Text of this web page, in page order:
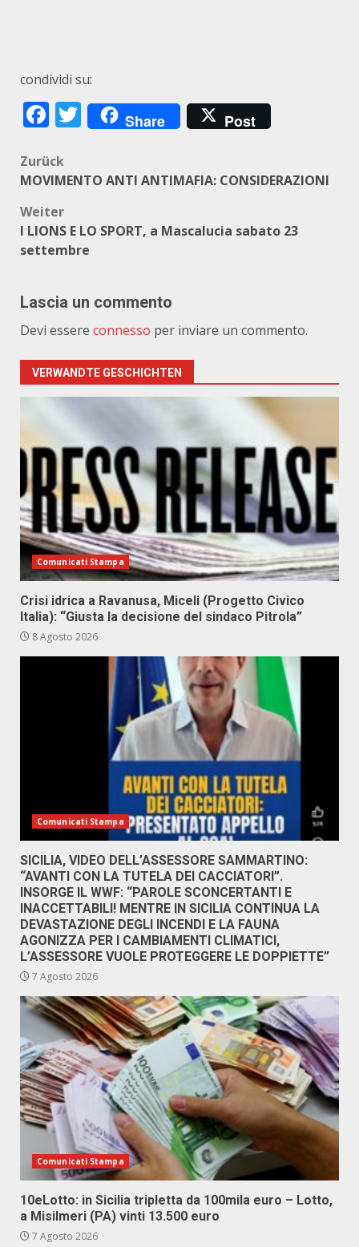
condividi su:
Facebook
Twitter
Share Post
Beitragsnavigation
Zurück
MOVIMENTO ANTI ANTIMAFIA: CONSIDERAZIONI
Weiter
I LIONS E LO SPORT, a Mascalucia sabato 23
settembre
Lascia un commento
Devi essere connesso per inviare un commento.
VERWANDTE GESCHICHTEN
Comunicati Stampa
Crisi idrica a Ravanusa, Miceli (Progetto Civico
Italia): “Giusta la decisione del sindaco Pitrola”
8 Agosto 2026
Comunicati Stampa
SICILIA, VIDEO DELL’ASSESSORE SAMMARTINO:
“AVANTI CON LA TUTELA DEI CACCIATORI”.
INSORGE IL WWF: “PAROLE SCONCERTANTI E
INACCETTABILI! MENTRE IN SICILIA CONTINUA LA
DEVASTAZIONE DEGLI INCENDI E LA FAUNA
AGONIZZA PER I CAMBIAMENTI CLIMATICI,
L’ASSESSORE VUOLE PROTEGGERE LE DOPPIETTE”
7 Agosto 2026
Comunicati Stampa
10eLotto: in Sicilia tripletta da 100mila euro – Lotto,
a Misilmeri (PA) vinti 13.500 euro
7 Agosto 2026